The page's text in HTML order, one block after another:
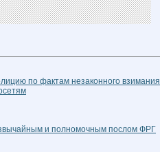
по фактам незаконного взимания
и полномочным послом ФРГ